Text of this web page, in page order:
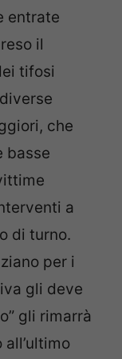
entrate
il
tifosi
che
basse
a
di turno.
per i
gli deve
gli rimarrà